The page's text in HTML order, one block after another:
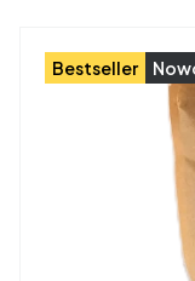
Bestseller